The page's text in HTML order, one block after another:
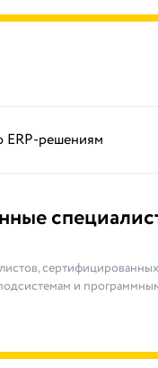
ERP-решениям
и